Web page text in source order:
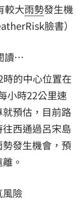
較大雨勢發生機
臉書）
讀…
的中心位置在
小時22公里速
預估，目前路
西通過呂宋島
發生機會，預
。
險